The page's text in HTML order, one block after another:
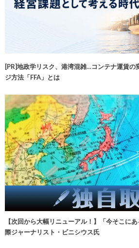
[PR]地政学リスク、港湾混雑…コンテナ運賃の
ジ方法「FFA」とは
【次回から大幅リニューアル！】「今そこに
際ジャーナリスト・ビニシウス氏